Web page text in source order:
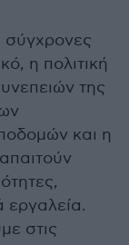
σύγχρονες
η πολιτική
της
και η
εργαλεία.
στις